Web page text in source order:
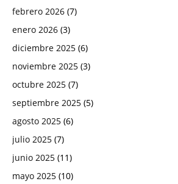
febrero 2026 (7)
enero 2026 (3)
diciembre 2025 (6)
noviembre 2025 (3)
octubre 2025 (7)
septiembre 2025 (5)
agosto 2025 (6)
julio 2025 (7)
junio 2025 (11)
mayo 2025 (10)